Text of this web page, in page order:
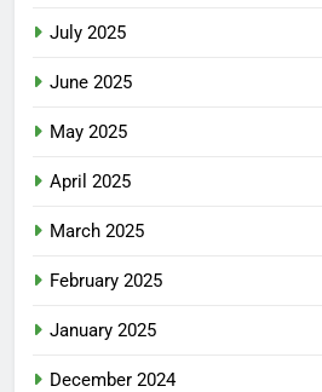
July 2025
June 2025
May 2025
April 2025
March 2025
February 2025
January 2025
December 2024